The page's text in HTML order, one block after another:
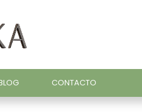
CONTACTO